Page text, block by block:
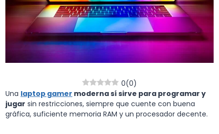
0(0)
Una laptop gamer moderna sí sirve para programar y
jugar sin restricciones, siempre que cuente con buena
gráfica, suficiente memoria RAM y un procesador decente.